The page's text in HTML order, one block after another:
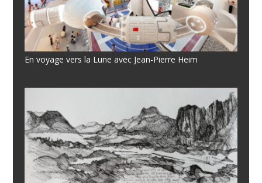
En voyage vers la Lune avec Jean-Pierre Heim